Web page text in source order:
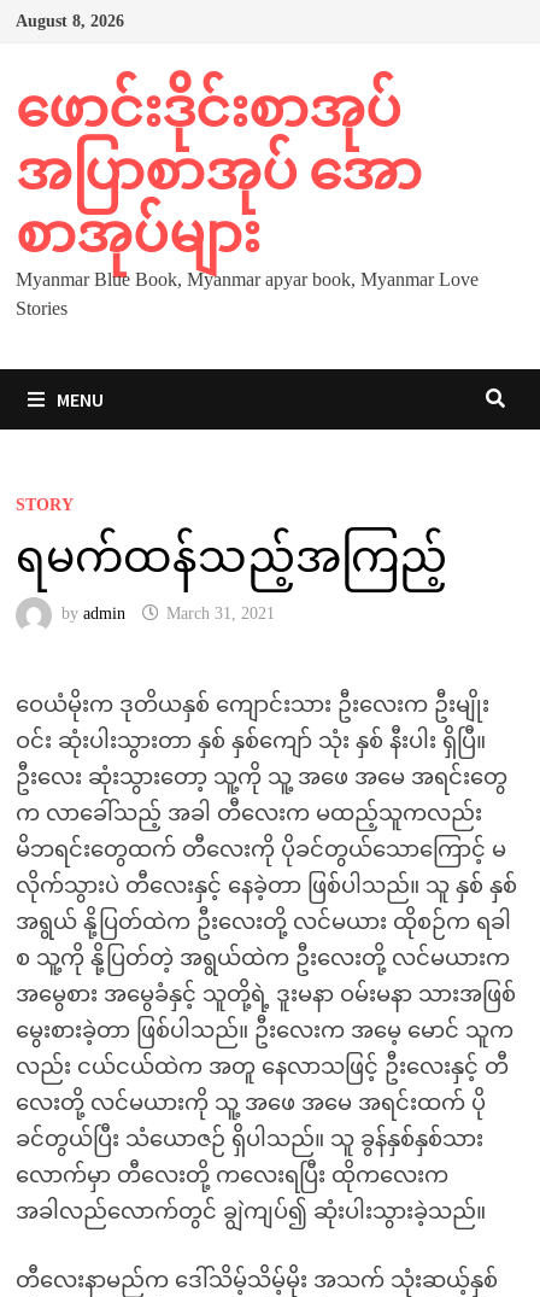
Skip
August 8, 2026
ဖောင်းဒိုင်းစာအုပ်
အပြာစာအုပ် အော
စာအုပ်များ
Myanmar Blue Book, Myanmar apyar book, Myanmar Love
Stories
MENU
STORY
ရမက်ထန်သည့်အကြည့်
by admin March 31, 2021
ဝေယံမိုးက ဒုတိယနှစ် ကျောင်းသား ဦးလေးက ဦးမျိုး
ဝင်း ဆုံးပါးသွားတာ နှစ် နှစ်ကျော် သုံး နှစ် နီးပါး ရှိပြီ။
ဦးလေး ဆုံးသွားတော့ သူ့ကို သူ့ အဖေ အမေ အရင်းတွေ
က လာခေါ်သည့် အခါ တီလေးက မထည့်သူကလည်း
မိဘရင်းတွေထက် တီလေးကို ပိုခင်တွယ်သောကြောင့် မ
လိုက်သွားပဲ တီလေးနှင့် နေခဲ့တာ ဖြစ်ပါသည်။ သူ နှစ် နှစ်
အရွယ် နို့ပြတ်ထဲက ဦးလေးတို့ လင်မယား ထိုစဉ်က ရခါ
စ သူ့ကို နို့ပြတ်တဲ့ အရွယ်ထဲက ဦးလေးတို့ လင်မယားက
အမွေစား အမွေခံနှင့် သူတို့ရဲ့ ဒူးမနာ ဝမ်းမနာ သားအဖြစ်
မွေးစားခဲ့တာ ဖြစ်ပါသည်။ ဦးလေးက အမေ့ မောင် သူက
လည်း ငယ်ငယ်ထဲက အတူ နေလာသဖြင့် ဦးလေးနှင့် တီ
လေးတို့ လင်မယားကို သူ့ အဖေ အမေ အရင်းထက် ပို
ခင်တွယ်ပြီး သံယောဇဉ် ရှိပါသည်။ သူ ခွန်နှစ်နှစ်သား
လောက်မှာ တီလေးတို့ ကလေးရပြီး ထိုကလေးက
အခါလည်လောက်တွင် ချွဲကျပ်၍ ဆုံးပါးသွားခဲ့သည်။
တီလေးနာမည်က ဒေါ်သိမ့်သိမ့်မိုး အသက် သုံးဆယ့်နှစ်